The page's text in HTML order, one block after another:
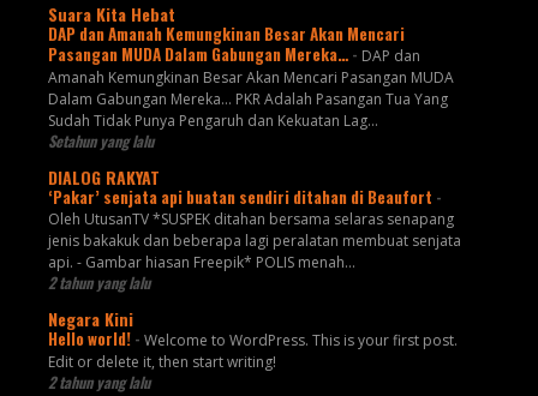
Suara Kita Hebat
DAP dan Amanah Kemungkinan Besar Akan Mencari
Pasangan MUDA Dalam Gabungan Mereka… - DAP dan
Amanah Kemungkinan Besar Akan Mencari Pasangan MUDA
Dalam Gabungan Mereka… PKR Adalah Pasangan Tua Yang
Sudah Tidak Punya Pengaruh dan Kekuatan Lag...
Setahun yang lalu
DIALOG RAKYAT
‘Pakar’ senjata api buatan sendiri ditahan di Beaufort -
Oleh UtusanTV *SUSPEK ditahan bersama selaras senapang
jenis bakakuk dan beberapa lagi peralatan membuat senjata
api. - Gambar hiasan Freepik* POLIS menah...
2 tahun yang lalu
Negara Kini
Hello world! - Welcome to WordPress. This is your first post.
Edit or delete it, then start writing!
2 tahun yang lalu